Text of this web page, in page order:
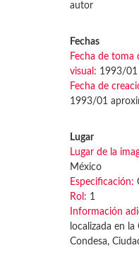
autor
Fechas
Fecha de toma
visual: 1993/01
Fecha de
1993/01
Lugar
Lugar de la
México
Especificación:
Rol: 1
Información
localizada en
Condesa,